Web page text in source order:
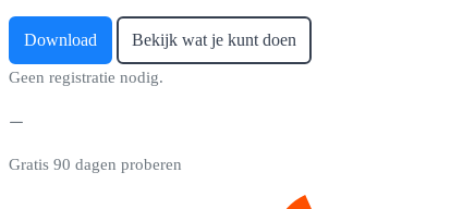
Download Bekijk wat je kunt doen
Geen registratie nodig.
Gratis 90 dagen proberen